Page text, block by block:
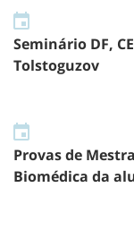
Seminário DF,
Tolstoguzov
Provas de
Biomédica da